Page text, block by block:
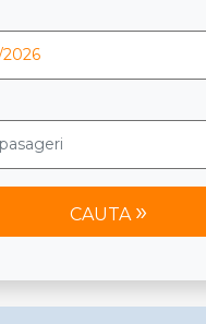
CAUTA